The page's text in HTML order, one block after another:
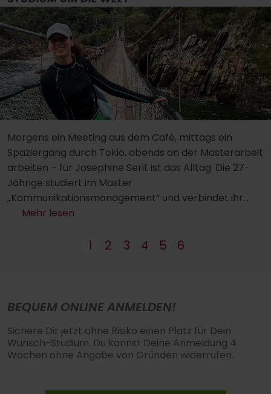
Morgens ein Meeting aus dem Café, mittags ein
Spaziergang durch Tokio, abends an der Masterarbeit
arbeiten – für Josephine Serit ist das Alltag. Die 27-
Jährige studiert im Master
„Kommunikationsmanagement“ und verbindet ihr
Studium mit Remote-Arbeit von überall auf der Welt.
Mehr lesen
1 2 3 4 5 6
BEQUEM ONLINE ANMELDEN!
Sichere Dir jetzt ohne Risiko einen Platz für Dein
Wunsch-Studium. Du kannst Deine Anmeldung 4
Wochen ohne Angabe von Gründen widerrufen.